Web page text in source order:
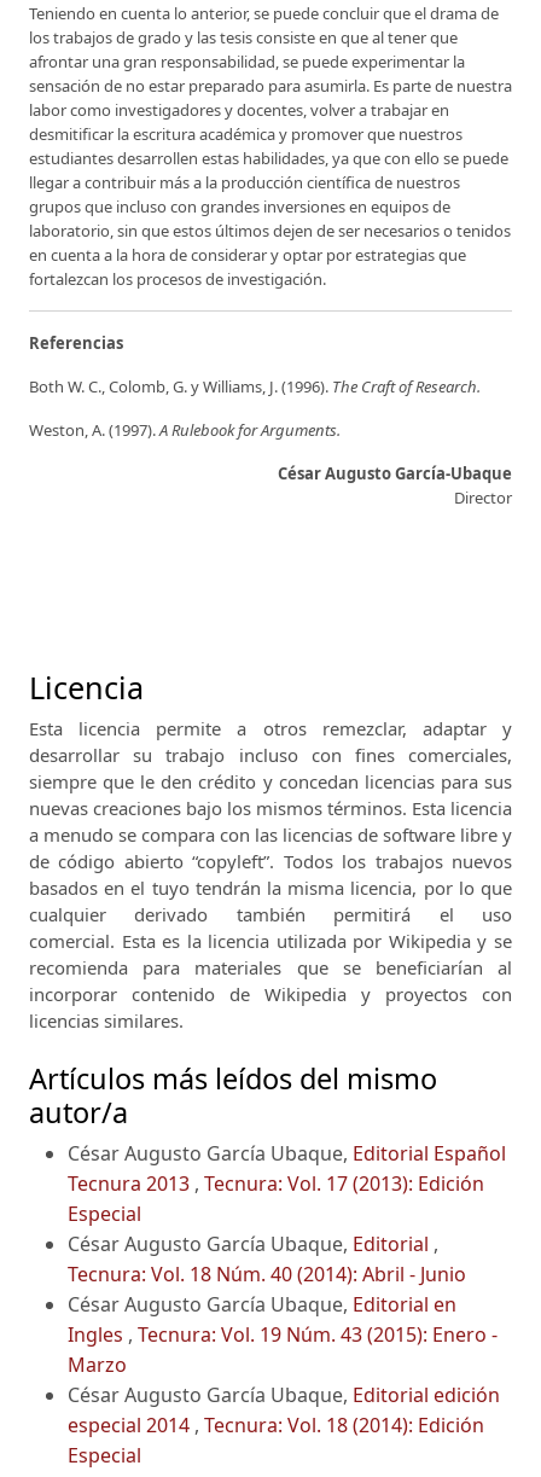
Teniendo en cuenta lo anterior, se puede concluir que el drama de
los trabajos de grado y las tesis consiste en que al tener que
afrontar una gran responsabilidad, se puede experimentar la
sensación de no estar preparado para asumirla. Es parte de nuestra
labor como investigadores y docentes, volver a trabajar en
desmitificar la escritura académica y promover que nuestros
estudiantes desarrollen estas habilidades, ya que con ello se puede
llegar a contribuir más a la producción científica de nuestros
grupos que incluso con grandes inversiones en equipos de
laboratorio, sin que estos últimos dejen de ser necesarios o tenidos
en cuenta a la hora de considerar y optar por estrategias que
fortalezcan los procesos de investigación.
Referencias
Both W. C., Colomb, G. y Williams, J. (1996). The Craft of Research.
Weston, A. (1997).A Rulebook for Arguments.
César Augusto García-Ubaque
Director
Licencia
Esta licencia permite a otros remezclar, adaptar y
desarrollar su trabajo incluso con fines comerciales,
siempre que le den crédito y concedan licencias para sus
nuevas creaciones bajo los mismos términos. Esta licencia
a menudo se compara con las licencias de software libre y
de código abierto “copyleft”. Todos los trabajos nuevos
basados ​​en el tuyo tendrán la misma licencia, por lo que
cualquier derivado también permitirá el uso
comercial. Esta es la licencia utilizada por Wikipedia y se
recomienda para materiales que se beneficiarían al
incorporar contenido de Wikipedia y proyectos con
licencias similares.
Artículos más leídos del mismo
autor/a
César Augusto García Ubaque, Editorial Español
Tecnura 2013 , Tecnura: Vol. 17 (2013): Edición
Especial
César Augusto García Ubaque, Editorial ,
Tecnura: Vol. 18 Núm. 40 (2014): Abril - Junio
César Augusto García Ubaque, Editorial en
Ingles , Tecnura: Vol. 19 Núm. 43 (2015): Enero -
Marzo
César Augusto García Ubaque, Editorial edición
especial 2014 , Tecnura: Vol. 18 (2014): Edición
Especial